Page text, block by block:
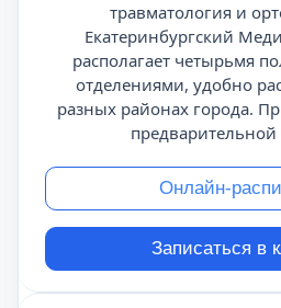
травматология и
Екатеринбургский
располагает четырьмя
отделениями, удобно
разных районах города.
предварительной
Онлайн-
Записаться в